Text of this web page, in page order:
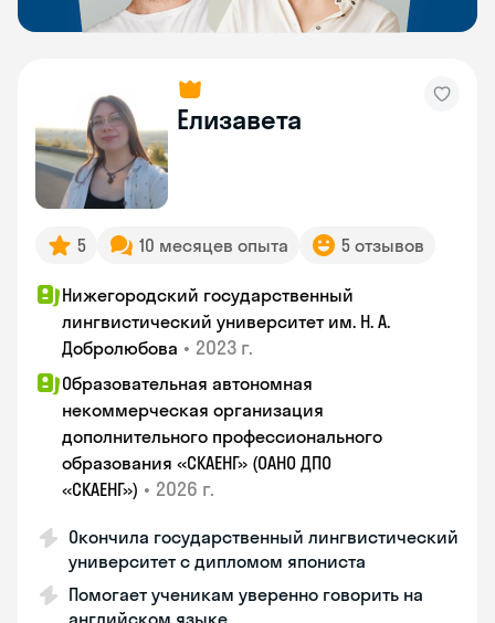
Елизавета
5 10 месяцев опыта 5 отзывов
Нижегородский государственный
лингвистический университет им. Н. А.
Добролюбова • 2023 г.
Образовательная автономная
некоммерческая организация
дополнительного профессионального
образования «СКАЕНГ» (ОАНО ДПО
«СКАЕНГ») • 2026 г.
Окончила государственный лингвистический
университет с дипломом япониста
Помогает ученикам уверенно говорить на
английском языке